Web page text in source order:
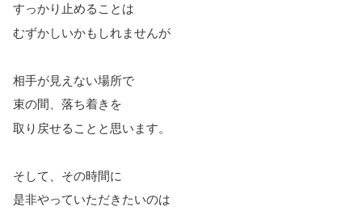
すっかり止めることは
むずかしいかもしれませんが
相手が見えない場所で
束の間、落ち着きを
取り戻せることと思います。
そして、その時間に
是非やっていただきたいのは